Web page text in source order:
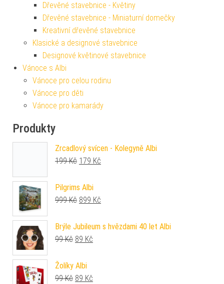
Dřevěné stavebnice - Květiny
Dřevěné stavebnice - Miniaturní domečky
Kreativní dřevěné stavebnice
Klasické a designové stavebnice
Designové květinové stavebnice
Vánoce s Albi
Vánoce pro celou rodinu
Vánoce pro děti
Vánoce pro kamarády
Produkty
Zrcadlový svícen - Kolegyně Albi
199Kč Původní cena byla: 199 Kč.
179 Kč
Pilgrims Albi
999Kč Původní cena byla: 999 Kč.
899 Kč
Brýle Jubileum s hvězdami 40 let Albi
99Kč Původní cena byla: 99 Kč.
89 Kč
Žolíky Albi
99Kč Původní cena byla: 99 Kč.
89 Kč